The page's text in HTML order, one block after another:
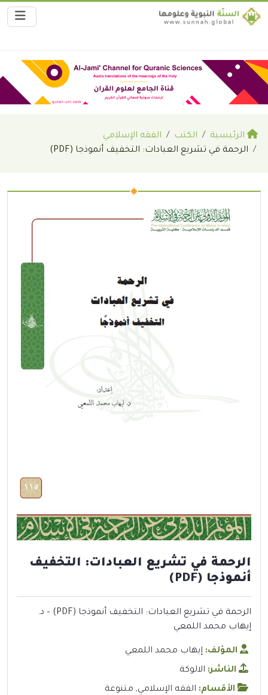
الرئيسية الكتب
الفقه الإسلامي
الرحمة في تشريع العبادات: التخفيف أنموذجا (PDF)
الرحمة في تشريع العبادات: التخفيف
أنموذجا (PDF)
الرحمة في تشريع العبادات: التخفيف أنموذجا (PDF) – د.
إيهاب محمد اللمعي
المؤلف: إيهاب محمد اللمعي
الناشر: الالوكة
الأقسام: الفقه الإسلامي, متنوعة